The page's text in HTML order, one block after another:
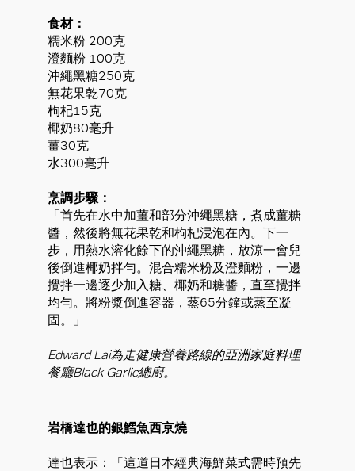
食材：
糯米粉 200克
澄麵粉 100克
沖繩黑糖250克
無花果乾70克
枸杞15克
椰奶80毫升
薑30克
水300毫升
烹調步驟：
「首先在水中加薑和部分沖繩黑糖，煮成薑糖
醬，然後將無花果乾和枸杞浸泡在內。下一
步，用熱水溶化餘下的沖繩黑糖，放涼一會兒
後倒進椰奶拌勻。混合糯米粉及澄麵粉，一邊
攪拌一邊逐少加入糖、椰奶和糖醬，直至攪拌
均勻。將粉漿倒進容器，蒸65分鐘或蒸至凝
固。」
Edward Lai為走健康營養路線的亞洲家庭料理
餐廳Black Garlic總廚。
岩橋達也的銀鱈魚西京燒
達也表示：「這道日本經典海鮮菜式需時預先